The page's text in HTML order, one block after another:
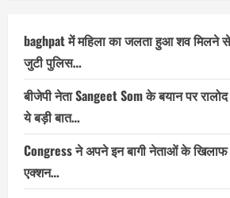
baghpat में महिला का जलता हुआ शव मिलने
जुटी पुलिस…
बीजेपी नेता Sangeet Som के बयान पर
ये बड़ी बात…
Congress ने अपने इन बागी नेताओं के
एक्शन…